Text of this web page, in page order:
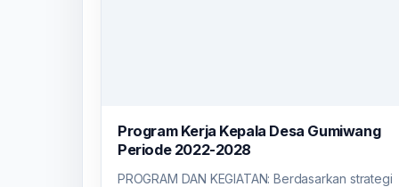
Program Kerja Kepala Desa Gumiwang
Periode 2022-2028
PROGRAM DAN KEGIATAN: Berdasarkan strategi